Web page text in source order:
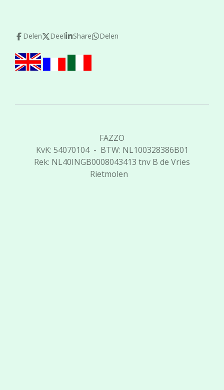
Delen Deel Share Delen
FAZZO
KvK: 54070104 - BTW: NL100328386B01
Rek: NL40INGB0008043413 tnv B de Vries
Rietmolen